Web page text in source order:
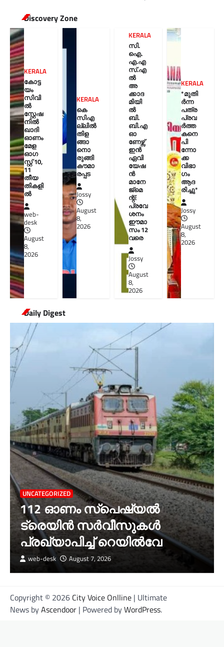
Discovery Zone
KERALA
കോട്ട
യം
സിവി
ൽ
സ്റ്റേഷ
നിൽ
ഖാദി
ഓണം
മേള
ഓഗ
സ്റ്റ് 10,
11
തീയ
തികളി
ല്‍
web-
desk
August
8,
2026
KERALA
കെ
സിഎ
ല്ലിൽ
തിള
ങ്ങാ
നൊ
രുങ്ങി
കൗമാ
രപ്പട
Jossy
August
8,
2026
KERALA
സി.
ഐ.
എ.എ
സ്.എ
ൽ
അ
ക്കാദ
മിയി
ൽ
ബി.
ബി.എ
ഓ
ണേഴ്സ്
ഇൻ
ഏവി
യേഷ
ൻ
മാനേ
ജ്മെ
ന്റ്:
പ്രവേ
ശനം
ഈമാ
സം 12
വരെ
Jossy
August
8,
2026
KERALA
*മുതി
ർന്ന
പത്ര
പ്രവ
ർത്ത
കനെ
പി
ന്നോ
ക്ക
വിഭാ
ഗം
ആദ
രിച്ചു*
Jossy
August
8,
2026
Daily Digest
UNCATEGORIZED
112 ഓണം സ്പെഷ്യൽ
ട്രെയിൻ സർവീസുകൾ
പ്രഖ്യാപിച്ച് റെയിൽവേ
web-desk August 7, 2026
Copyright © 2026 City Voice Onlline | Ultimate
News byAscendoor | Powered byWordPress.